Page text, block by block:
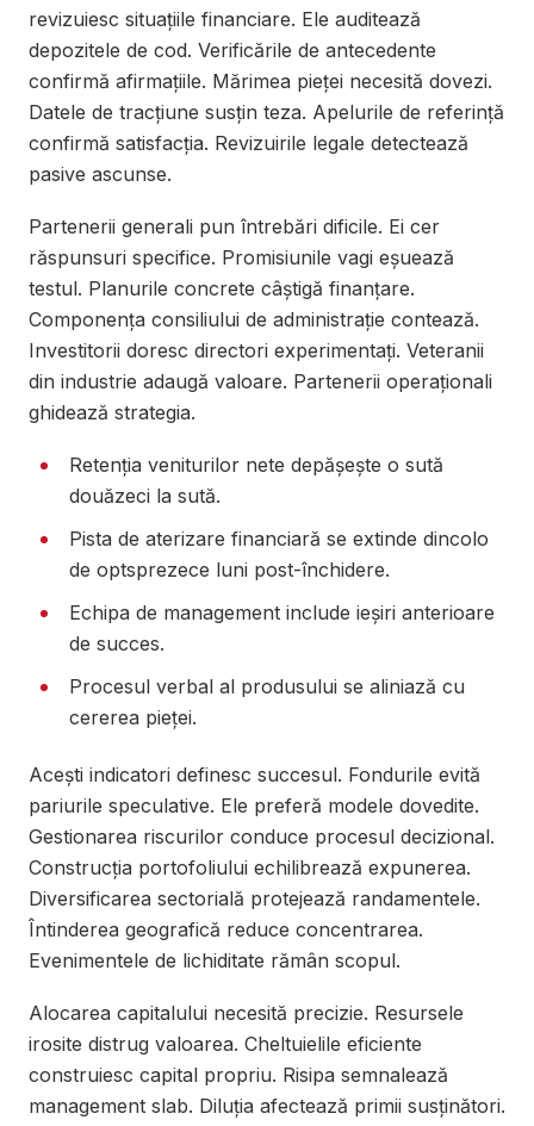
revizuiesc situațiile financiare. Ele auditează
depozitele de cod. Verificările de antecedente
confirmă afirmațiile. Mărimea pieței necesită dovezi.
Datele de tracțiune susțin teza. Apelurile de referință
confirmă satisfacția. Revizuirile legale detectează
pasive ascunse.
Partenerii generali pun întrebări dificile. Ei cer
răspunsuri specifice. Promisiunile vagi eșuează
testul. Planurile concrete câștigă finanțare.
Componența consiliului de administrație contează.
Investitorii doresc directori experimentați. Veteranii
din industrie adaugă valoare. Partenerii operaționali
ghidează strategia.
Retenția veniturilor nete depășește o sută
douăzeci la sută.
Pista de aterizare financiară se extinde dincolo
de optsprezece luni post-închidere.
Echipa de management include ieșiri anterioare
de succes.
Procesul verbal al produsului se aliniază cu
cererea pieței.
Acești indicatori definesc succesul. Fondurile evită
pariurile speculative. Ele preferă modele dovedite.
Gestionarea riscurilor conduce procesul decizional.
Construcția portofoliului echilibrează expunerea.
Diversificarea sectorială protejează randamentele.
Întinderea geografică reduce concentrarea.
Evenimentele de lichiditate rămân scopul.
Alocarea capitalului necesită precizie. Resursele
irosite distrug valoarea. Cheltuielile eficiente
construiesc capital propriu. Risipa semnalează
management slab. Diluția afectează primii susținători.